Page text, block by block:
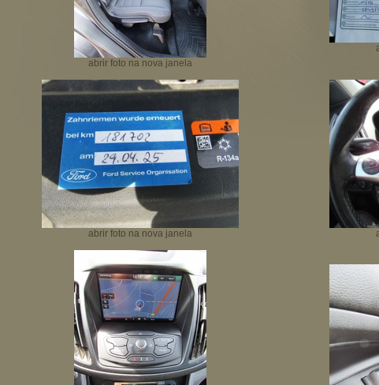
abrir foto na nova janela
abrir foto na nova janela